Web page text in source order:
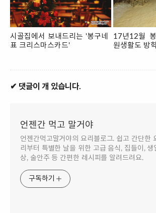
시골집에서 보내드리는 '봉구네
표 크리스마스카드'
17년12월
원생활도 방
✔ 댓글이 개 있습니다.
언젠간 먹고 말거야
언젠간먹고말거야의 요리블로그. 쉽고 간단한
리부터 특별한 날을 위한 고급 음식, 집들이, 생
상, 술안주 등 간편한 레시피를 알려드려요.
구독하기